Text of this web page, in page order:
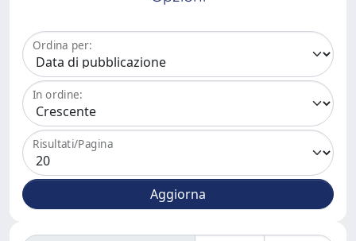
Ordina per:
In ordine:
Risultati/Pagina